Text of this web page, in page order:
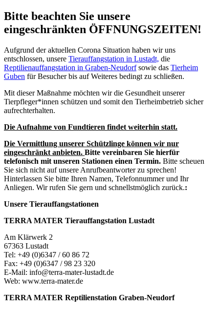
Bitte beachten Sie unsere
eingeschränkten ÖFFNUNGSZEITEN!
Aufgrund der aktuellen Corona Situation haben wir uns
entschlossen, unsere Tierauffangstation in Lustadt, die
Reptilienauffangstation in Graben-Neudorfsowie das Tierheim
Guben für Besucher bis auf Weiteres bedingt zu schließen.
Mit dieser Maßnahme möchten wir die Gesundheit unserer
Tierpfleger*innen schützen und somit den Tierheimbetrieb sicher
aufrechterhalten.
Die Aufnahme von Fundtieren findet weiterhin statt.
Die Vermittlung unserer Schützlinge können wir nur
eingeschränkt anbieten. Bitte vereinbaren Sie hierfür
telefonisch mit unseren Stationen einen Termin. Bitte scheuen
Sie sich nicht auf unsere Anrufbeantworter zu sprechen!
Hinterlassen Sie bitte Ihren Namen, Telefonnummer und Ihr
Anliegen. Wir rufen Sie gern und schnellstmöglich zurück.:
Unsere Tierauffangstationen
TERRA MATER Tierauffangstation Lustadt
Am Klärwerk 2
67363 Lustadt
Tel: +49 (0)6347 / 60 86 72
Fax: +49 (0)6347 / 98 23 320
E-Mail: info@terra-mater-lustadt.de
Web: www.terra-mater.de
TERRA MATER Reptilienstation Graben-Neudorf